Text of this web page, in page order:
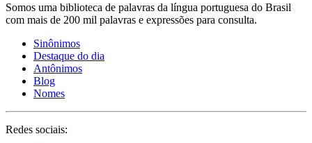
Somos uma biblioteca de palavras da língua portuguesa do Brasil
com mais de 200 mil palavras e expressões para consulta.
Sinônimos
Destaque do dia
Antônimos
Blog
Nomes
Redes sociais: